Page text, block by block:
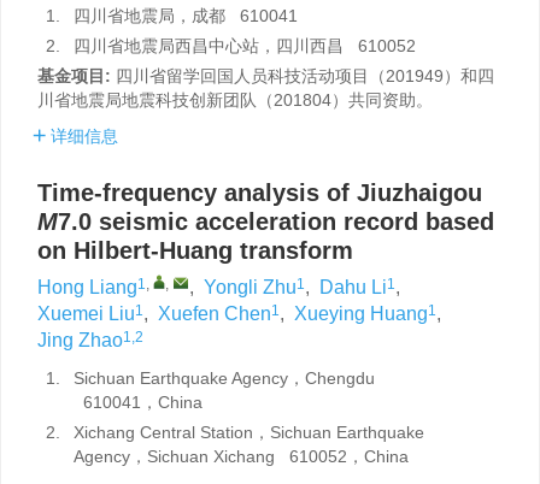
1.
四川省地震局，成都 610041
2.
四川省地震局西昌中心站，四川西昌 610052
基金项目: 四川省留学回国人员科技活动项目（201949）和四
川省地震局地震科技创新团队（201804）共同资助。
详细信息
Time-frequency analysis of Jiuzhaigou
M7.0 seismic acceleration record based
on Hilbert-Huang transform
Hong Liang1, , , Yongli Zhu1, Dahu Li1,
Xuemei Liu1, Xuefen Chen1, Xueying Huang1,
Jing Zhao1,2
1.
Sichuan Earthquake Agency，Chengdu
610041，China
2.
Xichang Central Station，Sichuan Earthquake
Agency，Sichuan Xichang 610052，China